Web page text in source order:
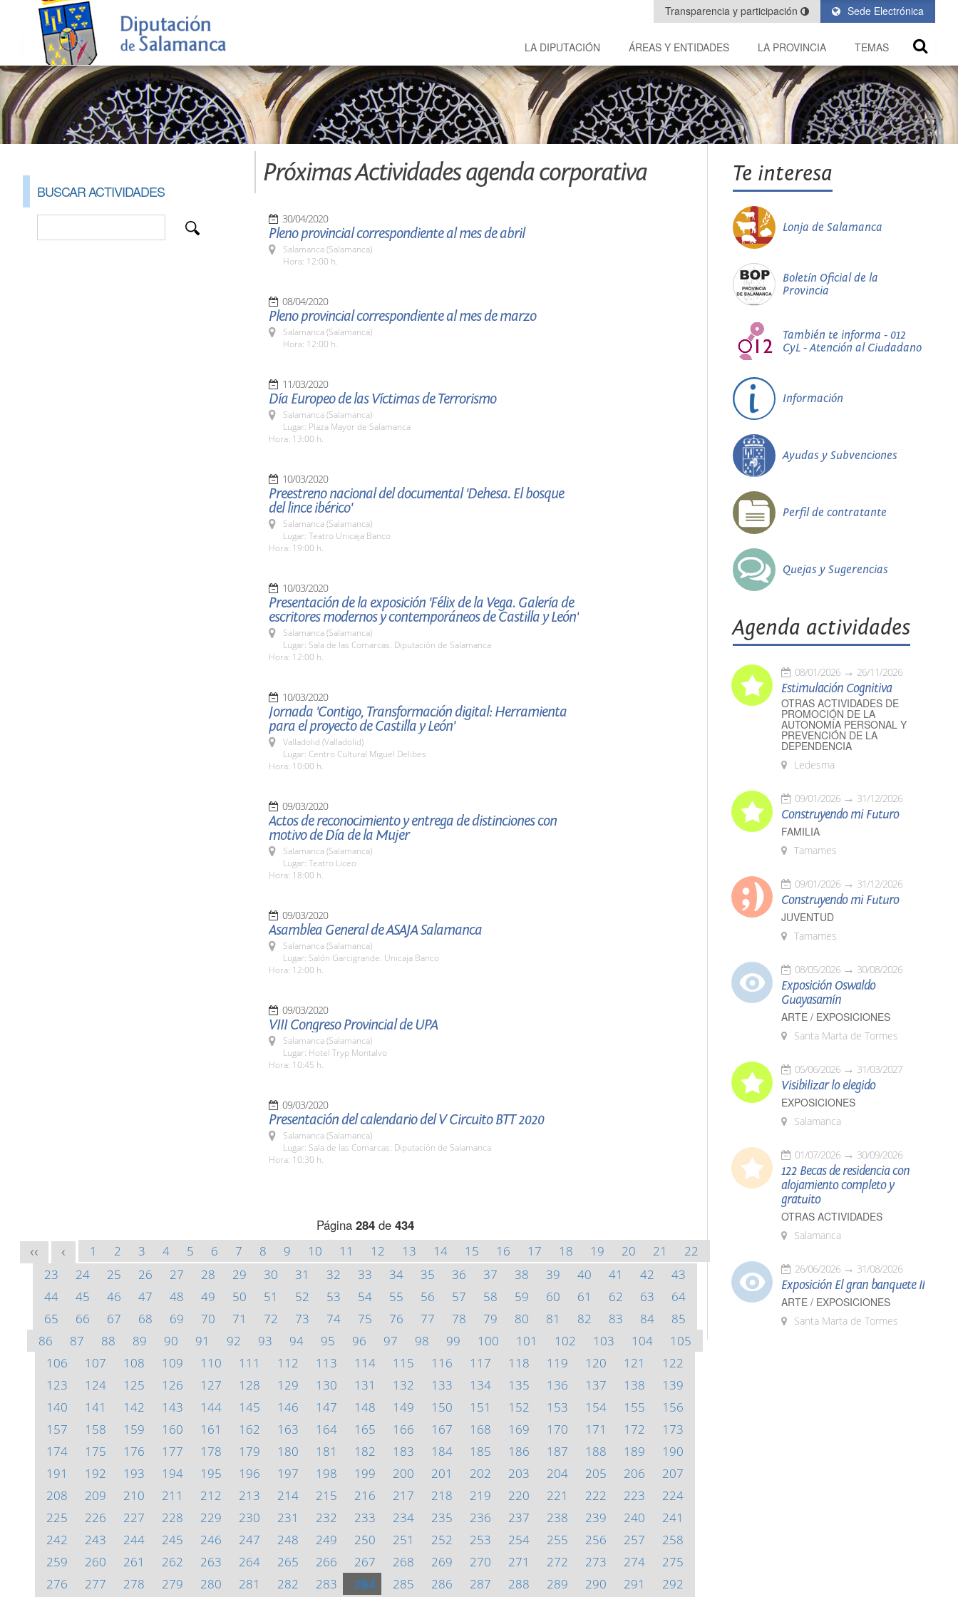
Sede Electrónica
Transparencia y participación
LA DIPUTACIÓN ÁREAS Y ENTIDADES LA PROVINCIA TEMAS
BUSCAR ACTIVIDADES
Próximas Actividades agenda corporativa
30/04/2020
Pleno provincial correspondiente al mes de abril
Salamanca (Salamanca)
Hora: 12:00 h.
08/04/2020
Pleno provincial correspondiente al mes de marzo
Salamanca (Salamanca)
Hora: 12:00 h.
11/03/2020
Día Europeo de las Víctimas de Terrorismo
Salamanca (Salamanca)
Lugar: Plaza Mayor de Salamanca
Hora: 13:00 h.
10/03/2020
Preestreno nacional del documental 'Dehesa. El bosque
del lince ibérico'
Salamanca (Salamanca)
Lugar: Teatro Unicaja Banco
Hora: 19:00 h.
10/03/2020
Presentación de la exposición 'Félix de la Vega. Galería de
escritores modernos y contemporáneos de Castilla y León'
Salamanca (Salamanca)
Lugar: Sala de las Comarcas. Diputación de Salamanca
Hora: 12:00 h.
10/03/2020
Jornada 'Contigo, Transformación digital: Herramienta
para el proyecto de Castilla y León'
Valladolid (Valladolid)
Lugar: Centro Cultural Miguel Delibes
Hora: 10:00 h.
09/03/2020
Actos de reconocimiento y entrega de distinciones con
motivo de Día de la Mujer
Salamanca (Salamanca)
Lugar: Teatro Liceo
Hora: 18:00 h.
09/03/2020
Asamblea General de ASAJA Salamanca
Salamanca (Salamanca)
Lugar: Salón Garcigrande. Unicaja Banco
Hora: 12:00 h.
09/03/2020
VIII Congreso Provincial de UPA
Salamanca (Salamanca)
Lugar: Hotel Tryp Montalvo
Hora: 10:45 h.
09/03/2020
Presentación del calendario del V Circuito BTT 2020
Salamanca (Salamanca)
Lugar: Sala de las Comarcas. Diputación de Salamanca
Hora: 10:30 h.
Página 284de 434
<< < 1 2 3 4 5 6 7 8 9 10 11 12 13 14 15 16 17 18 19 20 21
22
23
24 25 26 27 28 29 30 31 32 33 34 35 36 37 38 39 40 41 42
43
44
45 46 47 48 49 50 51 52 53 54 55 56 57 58 59 60 61 62 63
64
65
66 67 68 69 70 71 72 73 74 75 76 77 78 79 80 81 82 83 84
85
86
87 88 89 90 91 92 93 94 95 96 97 98 99 100 101 102 103 104
105
106
107 108 109 110 111 112 113 114 115 116 117 118 119 120 121
122
123
124 125 126 127 128 129 130 131 132 133 134 135 136 137 138
139
140
141 142 143 144 145 146 147 148 149 150 151 152 153 154 155
156
157
158 159 160 161 162 163 164 165 166 167 168 169 170 171 172
173
174
175 176 177 178 179 180 181 182 183 184 185 186 187 188 189
190
191
192 193 194 195 196 197 198 199 200 201 202 203 204 205 206
207
208
209 210 211 212 213 214 215 216 217 218 219 220 221 222 223
224
225
226 227 228 229 230 231 232 233 234 235 236 237 238 239 240
241
242
243 244 245 246 247 248 249 250 251 252 253 254 255 256 257
258
259
260 261 262 263 264 265 266 267 268 269 270 271 272 273 274
275
276
277 278 279 280 281 282 283 284 285 286 287 288 289 290 291 292
Te interesa
Lonja de Salamanca
Boletín Oficial de la
Provincia
También te informa - 012
CyL - Atención al Ciudadano
Información
Ayudas y Subvenciones
Perfil de contratante
Quejas y Sugerencias
Agenda actividades
08/01/2026 26/11/2026
Estimulación Cognitiva
OTRAS ACTIVIDADES DE
PROMOCIÓN DE LA
AUTONOMÍA PERSONAL Y
PREVENCIÓN DE LA
DEPENDENCIA
Ledesma
09/01/2026 31/12/2026
Construyendo mi Futuro
FAMILIA
Tamames
09/01/2026 31/12/2026
Construyendo mi Futuro
JUVENTUD
Tamames
08/05/2026 30/08/2026
Exposición Oswaldo
Guayasamín
ARTE / EXPOSICIONES
Santa Marta de Tormes
05/06/2026 31/03/2027
Visibilizar lo elegido
EXPOSICIONES
Salamanca
01/07/2026 30/09/2026
122 Becas de residencia con
alojamiento completo y
gratuito
OTRAS ACTIVIDADES
Salamanca
26/06/2026 31/08/2026
Exposición El gran banquete II
ARTE / EXPOSICIONES
Santa Marta de Tormes